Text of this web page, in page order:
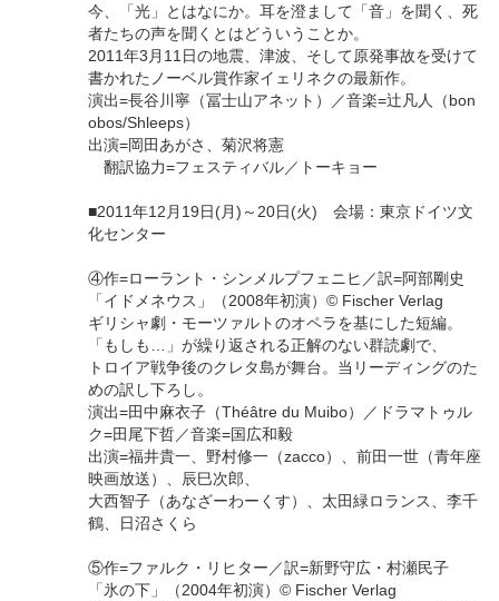
今、「光」とはなにか。耳を澄まして「音」を聞く、死
者たちの声を聞くとはどういうことか。
2011年3月11日の地震、津波、そして原発事故を受けて
書かれたノーベル賞作家イェリネクの最新作。
演出=長谷川寧（冨士山アネット）／音楽=辻凡人（bon
obos/Shleeps）
出演=岡田あがさ、菊沢将憲
翻訳協力=フェスティバル／トーキョー
■2011年12月19日(月)～20日(火) 会場：東京ドイツ文
化センター
④作=ローラント・シンメルプフェニヒ／訳=阿部剛史
「イドメネウス」（2008年初演）© Fischer Verlag
ギリシャ劇・モーツァルトのオペラを基にした短編。
「もしも…」が繰り返される正解のない群読劇で、
トロイア戦争後のクレタ島が舞台。当リーディングのた
めの訳し下ろし。
演出=田中麻衣子（Théâtre du Muibo）／ドラマトゥル
ク=田尾下哲／音楽=国広和毅
出演=福井貴一、野村修一（zacco）、前田一世（青年座
映画放送）、辰巳次郎、
大西智子（あなざーわーくす）、太田緑ロランス、李千
鶴、日沼さくら
⑤作=ファルク・リヒター／訳=新野守広・村瀬民子
「氷の下」（2004年初演）© Fischer Verlag